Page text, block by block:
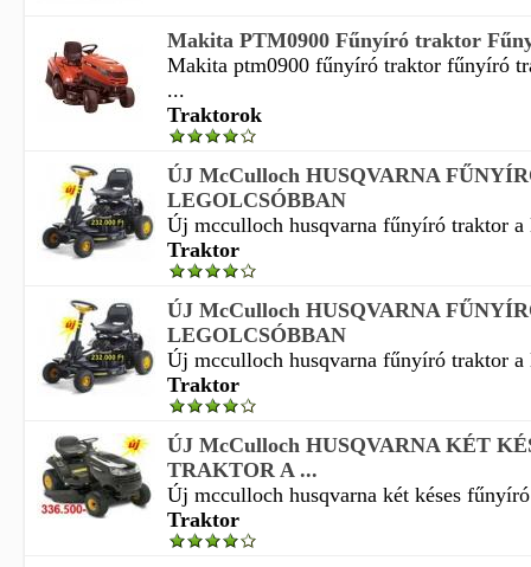
Makita PTM0900 Fűnyíró traktor
Makita ptm0900 fűnyíró traktor fűnyíró
...
Traktorok
ÚJ McCulloch HUSQVARNA
LEGOLCSÓBBAN
Új mcculloch husqvarna fűnyíró traktor a
Traktor
ÚJ McCulloch HUSQVARNA
LEGOLCSÓBBAN
Új mcculloch husqvarna fűnyíró traktor a
Traktor
ÚJ McCulloch HUSQVARNA KÉT
TRAKTOR A ...
Új mcculloch husqvarna két késes
Traktor